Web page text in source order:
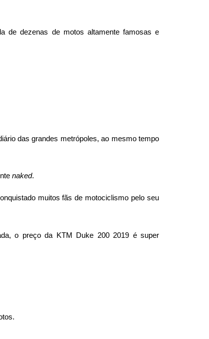
de dezenas de motos altamente famosas e
das grandes metrópoles, ao mesmo tempo
naked.
muitos fãs de motociclismo pelo seu
o preço da KTM Duke 200 2019 é super